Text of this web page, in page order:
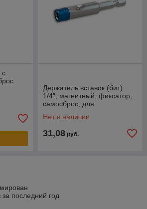
с
Держатель вставок (бит)
1/4", магнитный, фиксатор,
самосброс, для
11001
Нет в наличии
31,08 руб.
последний год